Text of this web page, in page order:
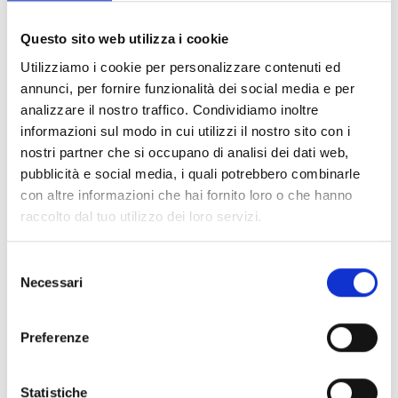
Questo sito web utilizza i cookie
Utilizziamo i cookie per personalizzare contenuti ed
annunci, per fornire funzionalità dei social media e per
analizzare il nostro traffico. Condividiamo inoltre
informazioni sul modo in cui utilizzi il nostro sito con i
nostri partner che si occupano di analisi dei dati web,
pubblicità e social media, i quali potrebbero combinarle
con altre informazioni che hai fornito loro o che hanno
raccolto dal tuo utilizzo dei loro servizi.
delNecessari
Preferenze
Statistiche
Box di giunzione per
Bullet camera, 93 x
93 x 39 mm (B x H x
P)
Adattatore da palo,
99 x 90 x 38 mm (B x
H x P) - Ø palo 67 -
127mm
Specifiche tecniche